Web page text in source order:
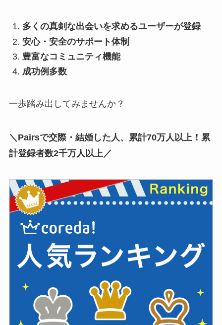
多くの真剣な出会いを求めるユーザーが登録
安心・安全のサポート体制
豊富なコミュニティ機能
成功例多数
一歩踏み出してみませんか？
＼Pairsで交際・結婚した人、累計70万人以上！累
計登録者数2千万人以上／